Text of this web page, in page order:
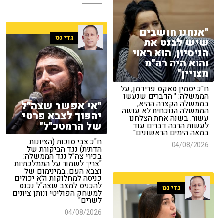
"אנחנו חושבים
שיש לבנט את
הניסיון, הוא ראוי
והוא היה רה"מ
מצויין"
ח"כ יסמין סאקס פרידמן, על
הממשלה: " הדברים שנעשו
בממשלה הקצרה ההיא,
הממשלה הנוכחית לא עושה
עשור. בשנה אחת הצלחנו
לעשות הרבה דברים עוד
במאה הימים הראשונים"
04/08/2026
גדי נס
"אי אפשר שצה"ל
יהפוך לצבא פרטי
של הרמטכ"ל"
ח"כ צבי סוכות (הציונות
הדתית) נגד הביקורת של
בכירי צה"ל נגד הממשלה:
"צריך לשמור על הממלכתיות
וצבא העם, במינימום של
כניסה למחלוקות ולא יכולים
להכניס למצב שצה"ל נכנס
למשחק הפוליטי ונותן ציונים
לשרים"
04/08/2026
גדי נס